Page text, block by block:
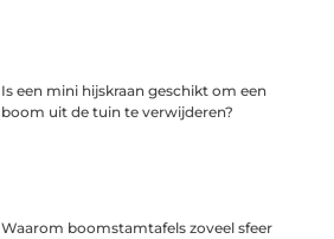
Is een mini hijskraan geschikt om een
boom uit de tuin te verwijderen?
Waarom boomstamtafels zoveel sfeer